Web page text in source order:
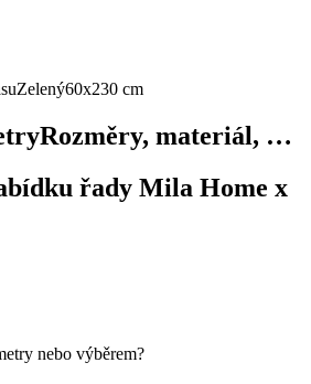
Zelený60x230 cm
Rozměry, materiál, …
řady Mila Home x
nebo výběrem?